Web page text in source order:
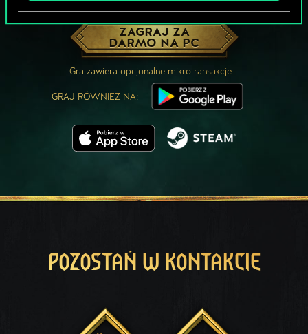
ZAGRAJ ZA
DARMO NA PC
Gra zawiera opcjonalne mikrotransakcje
GRAJ RÓWNIEŻ NA:
POZOSTAŃ W KONTAKCIE